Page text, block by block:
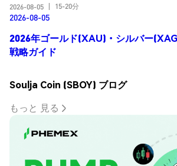
2026-08-05
15-20分
2026-08-05
2026年ゴールド(XAU)・シルバー
戦略ガイド
Soulja Coin (SBOY) ブログ
もっと 見る